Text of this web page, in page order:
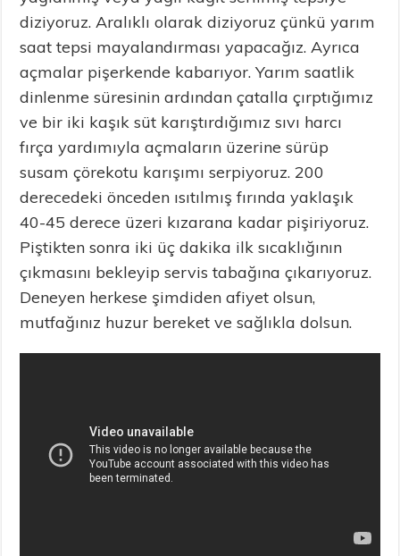
diziyoruz. Aralıklı olarak diziyoruz çünkü yarım
saat tepsi mayalandırması yapacağız. Ayrıca
açmalar pişerkende kabarıyor. Yarım saatlik
dinlenme süresinin ardından çatalla çırptığımız
ve bir iki kaşık süt karıştırdığımız sıvı harcı
fırça yardımıyla açmaların üzerine sürüp
susam çörekotu karışımı serpiyoruz. 200
derecedeki önceden ısıtılmış fırında yaklaşık
40-45 derece üzeri kızarana kadar pişiriyoruz.
Piştikten sonra iki üç dakika ilk sıcaklığının
çıkmasını bekleyip servis tabağına çıkarıyoruz.
Deneyen herkese şimdiden afiyet olsun,
mutfağınız huzur bereket ve sağlıkla dolsun.